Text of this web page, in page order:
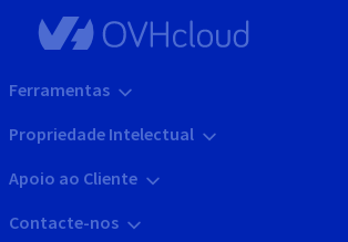
Ferramentas
Propriedade Intelectual
Apoio ao Cliente
Contacte-nos